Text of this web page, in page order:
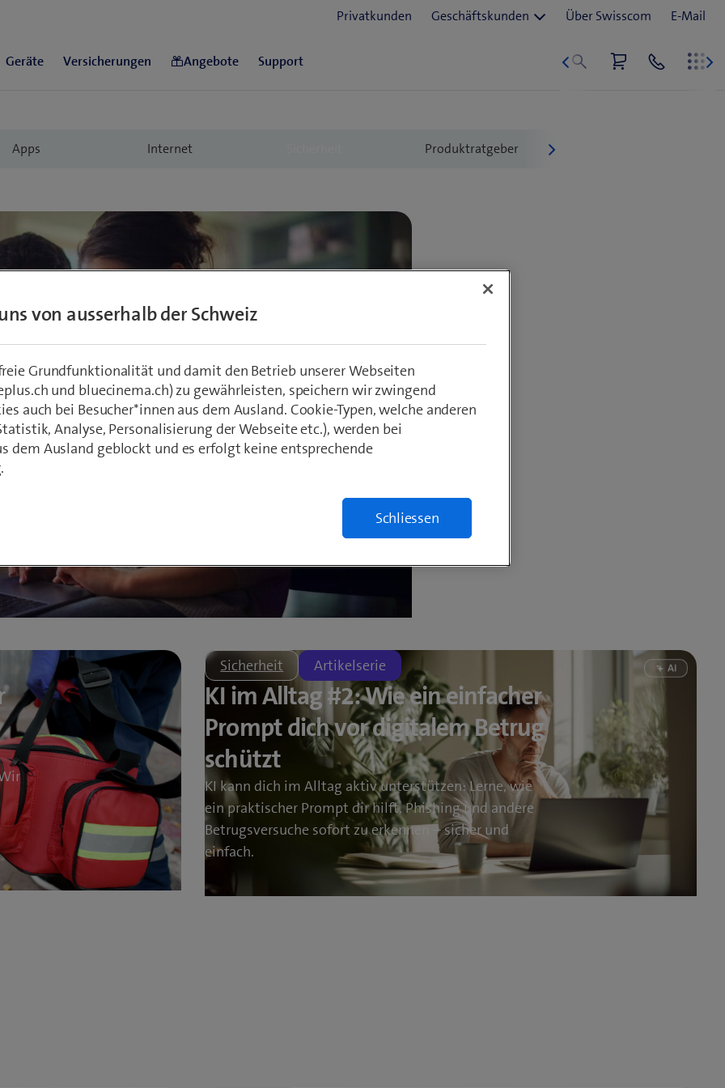
ein
immer professioneller. Mit
Security App kannst du dich wirksam
Sicherheit Artikelserie
KI im Alltag #2: Wie ein einfacher
Prompt dich vor digitalem Betrug
schützt
KI kann dich im Alltag aktiv unterstützen: Lerne, wie
ein praktischer Prompt dir hilft, Phishing und andere
Betrugsversuche sofort zu erkennen – sicher und
einfach.
von ausserhalb der Schweiz
Grundfunktionalität und damit den Betrieb unserer Webseiten
und bluecinema.ch) zu gewährleisten, speichern wir zwingend
auch bei Besucher*innen aus dem Ausland. Cookie-Typen, welche anderen
Analyse, Personalisierung der Webseite etc.), werden bei
dem Ausland geblockt und es erfolgt keine entsprechende
Schliessen